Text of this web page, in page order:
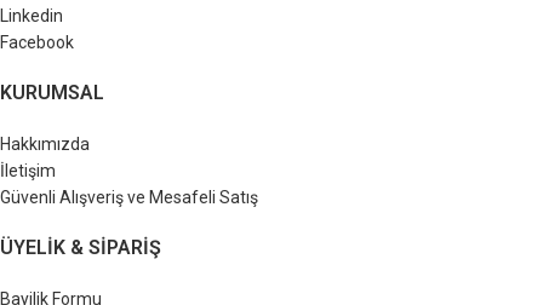
Linkedin
Facebook
KURUMSAL
Hakkımızda
İletişim
Güvenli Alışveriş ve Mesafeli Satış
ÜYELIK & SIPARIŞ
Bayilik Formu